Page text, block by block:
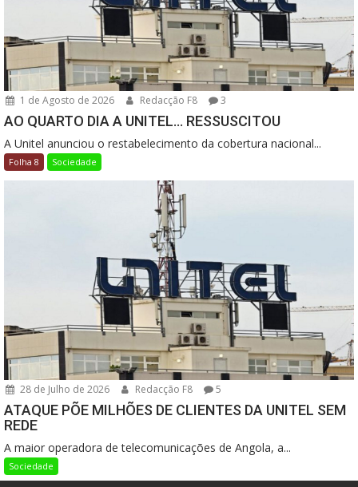
1 de Agosto de 2026 Redacção F8 3
AO QUARTO DIA A UNITEL… RESSUSCITOU
A Unitel anunciou o restabelecimento da cobertura nacional...
Folha 8 Sociedade
28 de Julho de 2026 Redacção F8 5
ATAQUE PÕE MILHÕES DE CLIENTES DA UNITEL SEM
REDE
A maior operadora de telecomunicações de Angola, a...
Sociedade